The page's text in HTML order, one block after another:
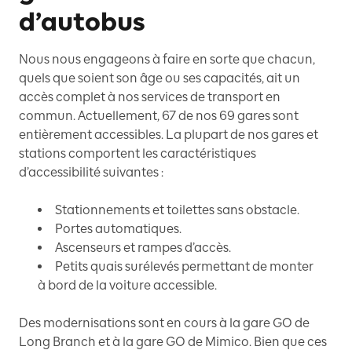
d’autobus
Nous nous engageons à faire en sorte que chacun,
quels que soient son âge ou ses capacités, ait un
accès complet à nos services de transport en
commun. Actuellement, 67 de nos 69 gares sont
entièrement accessibles. La plupart de nos gares et
stations comportent les caractéristiques
d’accessibilité suivantes :
Stationnements et toilettes sans obstacle.
Portes automatiques.
Ascenseurs et rampes d’accès.
Petits quais surélevés permettant de monter
à bord de la voiture accessible.
Des modernisations sont en cours à la gare GO de
Long Branch et à la gare GO de Mimico. Bien que ces